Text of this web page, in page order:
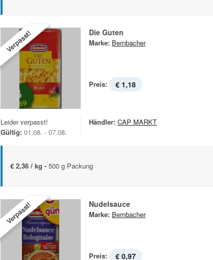
Verpasst! Die Guten
Marke: Bernbacher
Preis: € 1,18
Leider verpasst!
Gültig: 01.08. - 07.08.
Händler: CAP MARKT
€ 2,36 / kg - 500 g Packung
Verpasst! Nudelsauce
Marke: Bernbacher
Preis: € 0,97